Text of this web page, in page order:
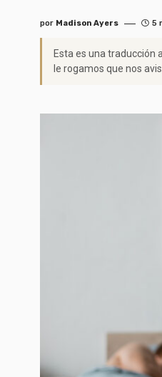
por Madison Ayers 5
Esta es una traducción
le rogamos que nos